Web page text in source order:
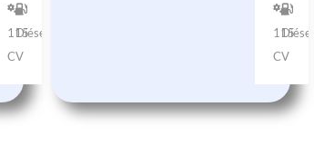
115
CV
Diésel
115
CV
Diésel